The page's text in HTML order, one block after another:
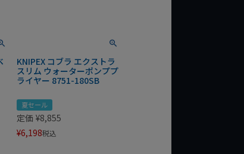
KNIPEX コブラ エクストラ
スリム ウォーターポンププ
ライヤー 8751-180SB
夏セール
定価 ¥8,855
¥6,198税込